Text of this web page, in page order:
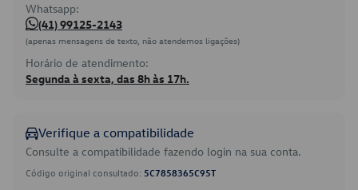
Whatsapp:
(41) 99125-2143
(apenas mensagens de texto, não atendemos ligações)
Horário de atendimento:
Segunda à sexta, das 8h às 17h.
Verifique a compatibilidade
Consulte a compatibilidade fazendo login na sua conta.
Código original consultado: 5C7858365C95T